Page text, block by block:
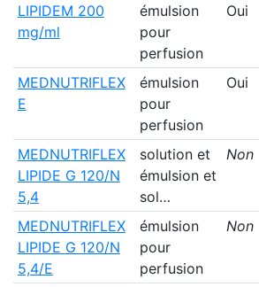
LIPIDEM 200
mg/ml
émulsion
pour
perfusion
Oui
MEDNUTRIFLEX
E
émulsion
pour
perfusion
Oui
MEDNUTRIFLEX
LIPIDE G 120/N
5,4
solution et
émulsion et
sol…
Non
MEDNUTRIFLEX
LIPIDE G 120/N
5,4/E
émulsion
pour
perfusion
Non